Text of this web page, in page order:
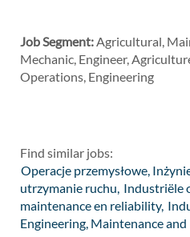
Job Segment:Agricultural,
Mechanic, Engineer,
Operations, Engineering
Find similar jobs:
Operacje przemysłowe,
utrzymanie ruchu, Industriële
maintenance en reliability,
Engineering, Maintenance